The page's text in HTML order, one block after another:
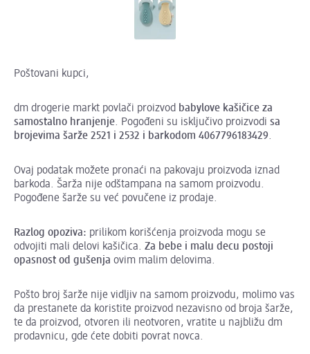
Poštovani kupci,
dm drogerie markt povlači proizvod babylove kašičice za
samostalno hranjenje. Pogođeni su isključivo proizvodi sa
brojevima šarže 2521 i 2532 i barkodom 4067796183429.
Ovaj podatak možete pronaći na pakovaju proizvoda iznad
barkoda. Šarža nije odštampana na samom proizvodu.
Pogođene šarže su već povučene iz prodaje.
Razlog opoziva: prilikom korišćenja proizvoda mogu se
odvojiti mali delovi kašičica. Za bebe i malu decu postoji
opasnost od gušenja ovim malim delovima.
Pošto broj šarže nije vidljiv na samom proizvodu, molimo vas
da prestanete da koristite proizvod nezavisno od broja šarže,
te da proizvod, otvoren ili neotvoren, vratite u najbližu dm
prodavnicu, gde ćete dobiti povrat novca.